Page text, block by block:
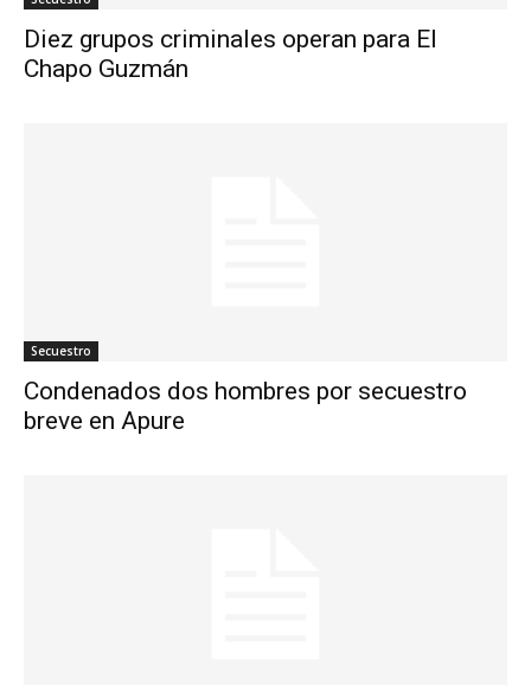
Diez grupos criminales operan para El
Chapo Guzmán
Secuestro
Condenados dos hombres por secuestro
breve en Apure